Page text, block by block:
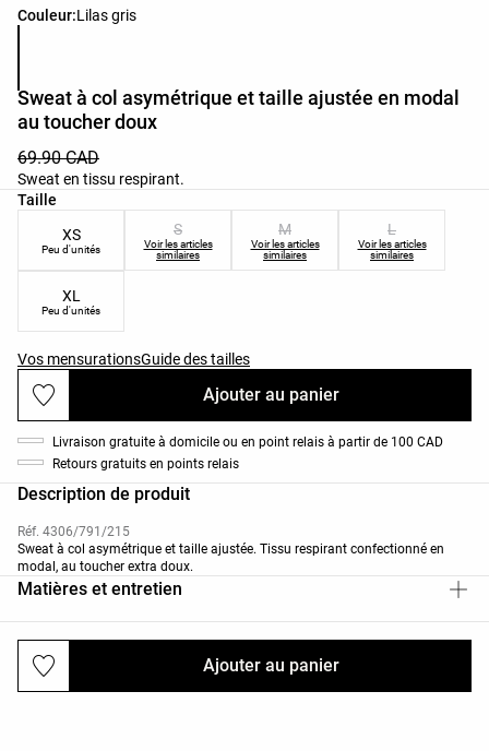
Couleur:Lilas gris
Liste des couleurs du produit
Sweat à col asymétrique et taille ajustée en modal
au toucher doux
69.90 CAD
Sweat en tissu respirant.
Taille
Liste des tailles du produit
XS
Peu d'unités
S
Voir les articles
similaires
M
Voir les articles
similaires
L
Voir les articles
similaires
XL
Peu d'unités
Vos mensurationsGuide des tailles
Ajouter au panier
Ajouter au panier
Livraison gratuite à domicile ou en point relais à partir de 100 CAD
Retours gratuits en points relais
Description de produit
Réf. 4306/791/215
Sweat à col asymétrique et taille ajustée. Tissu respirant confectionné en
modal, au toucher extra doux.
Matières et entretien
Livraisons et retours